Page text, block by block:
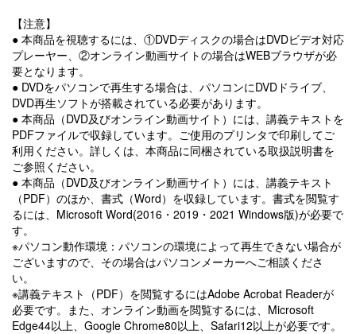
【注意】
● 本商品を視聴するには、①DVDディスクの場合はDVDビデオ対応
プレーヤー、②オンライン動画サイトの場合はWEBブラウザが必
要となります。
● DVDをパソコンで再生する場合は、パソコンにDVDドライブ、
DVD再生ソフトが搭載されている必要があります。
● 本商品（DVD及びオンライン動画サイト）には、講義テキストを
PDFファイルで収録しています。ご使用のプリンタで印刷してご
利用ください。詳しくは、本商品に同梱されている取扱説明書を
ご参照ください。
● 本商品（DVD及びオンライン動画サイト）には、講義テキスト
（PDF）のほか、書式（Word）を収録しています。書式を閲覧す
るには、Microsoft Word(2016・2019・2021 Windows版)が必要で
す。
※パソコン動作環境：パソコンの環境によって再生できない場合が
ございますので、その場合はパソコンメーカーへご相談くださ
い。
※講義テキスト（PDF）を閲覧するにはAdobe Acrobat Readerが
必要です。また、オンライン動画を閲覧するには、Microsoft
Edge44以上、Google Chrome80以上、Safari12以上が必要です。